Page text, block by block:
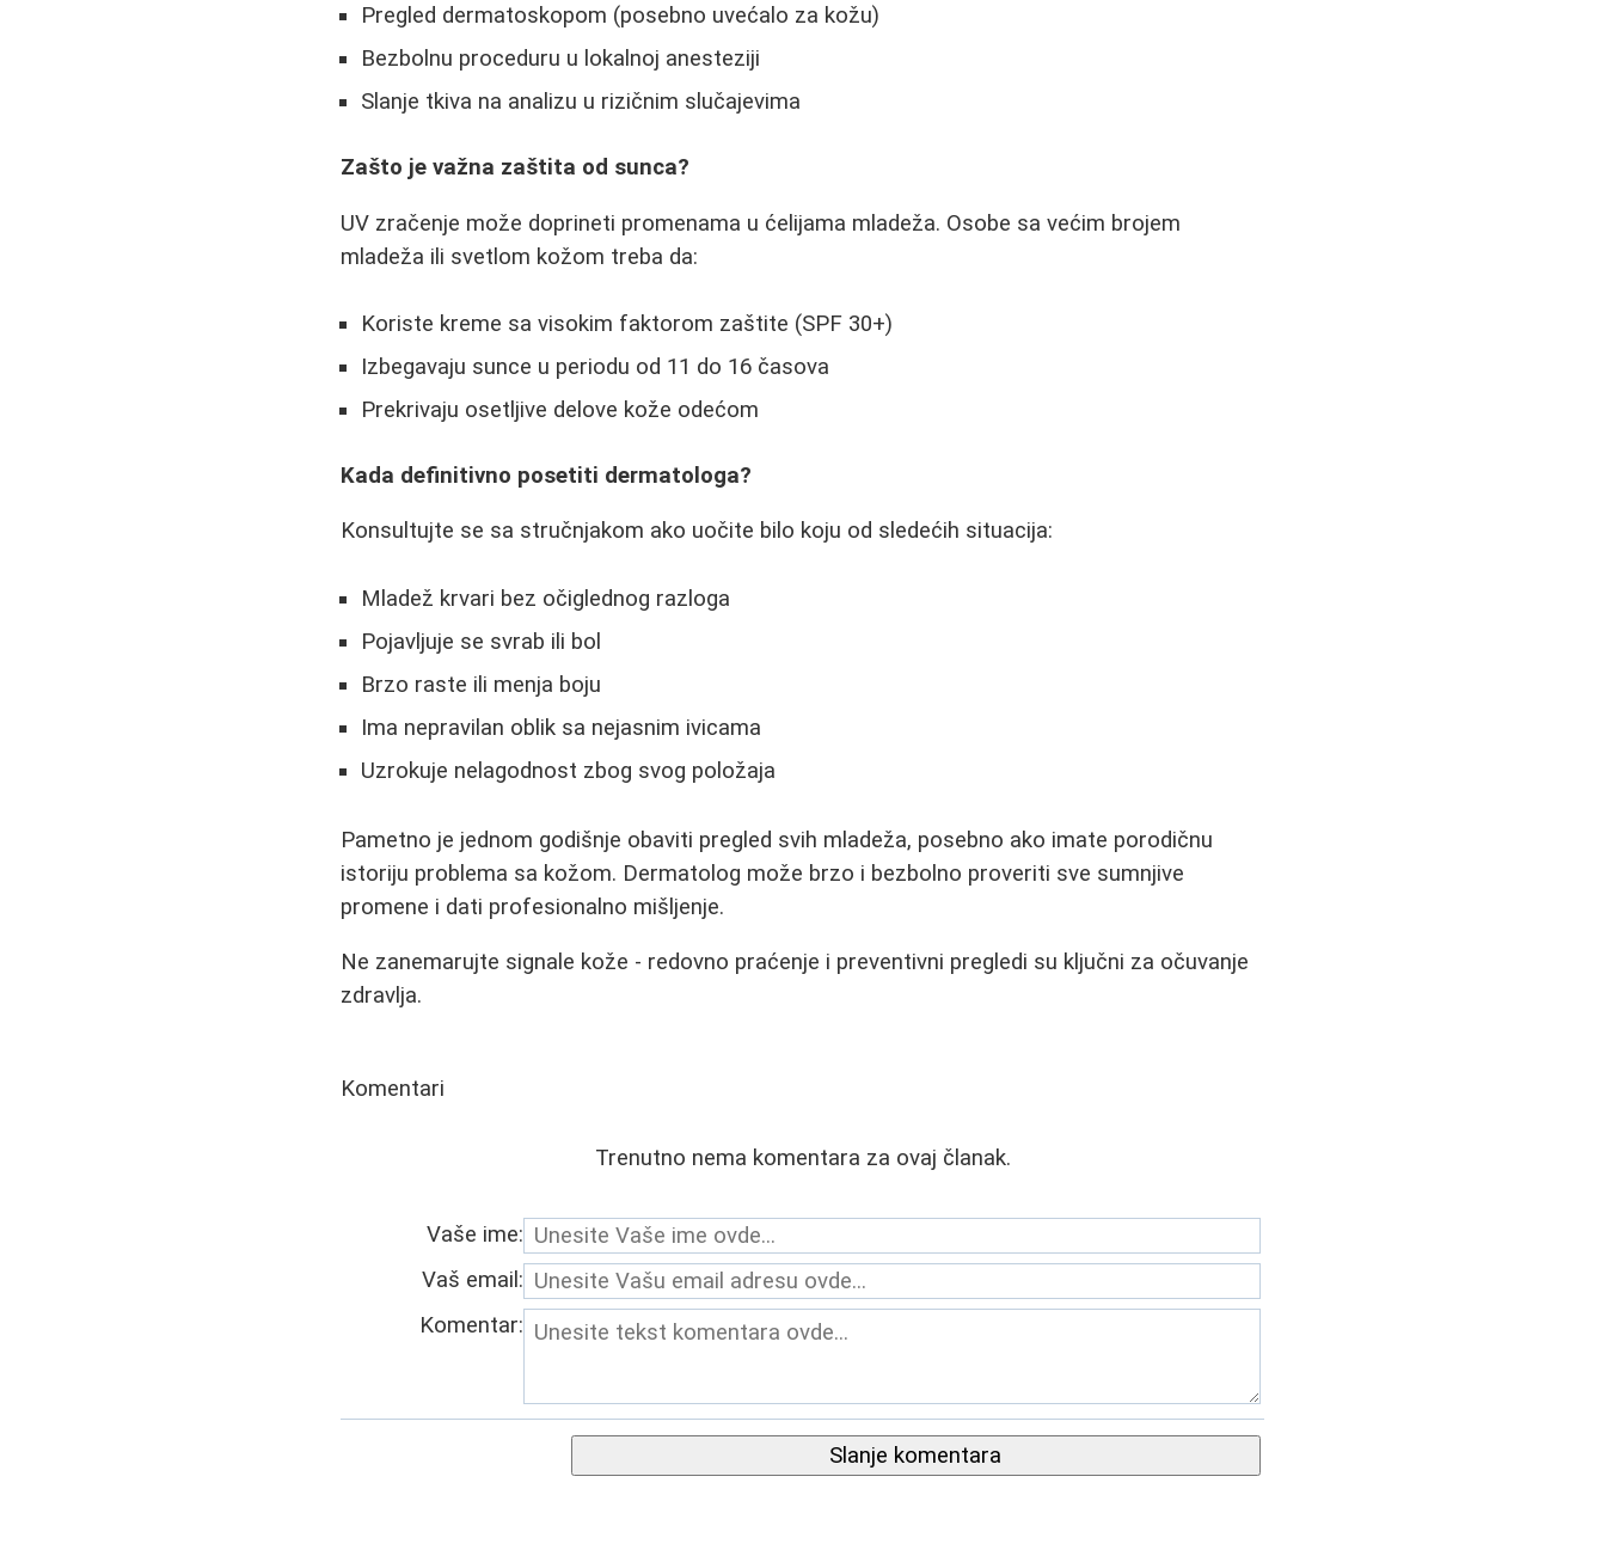
Pregled dermatoskopom (posebno uvećalo za kožu)
Bezbolnu proceduru u lokalnoj anesteziji
Slanje tkiva na analizu u rizičnim slučajevima
Zašto je važna zaštita od sunca?
UV zračenje može doprineti promenama u ćelijama mladeža. Osobe sa većim brojem
mladeža ili svetlom kožom treba da:
Koriste kreme sa visokim faktorom zaštite (SPF 30+)
Izbegavaju sunce u periodu od 11 do 16 časova
Prekrivaju osetljive delove kože odećom
Kada definitivno posetiti dermatologa?
Konsultujte se sa stručnjakom ako uočite bilo koju od sledećih situacija:
Mladež krvari bez očiglednog razloga
Pojavljuje se svrab ili bol
Brzo raste ili menja boju
Ima nepravilan oblik sa nejasnim ivicama
Uzrokuje nelagodnost zbog svog položaja
Pametno je jednom godišnje obaviti pregled svih mladeža, posebno ako imate porodičnu
istoriju problema sa kožom. Dermatolog može brzo i bezbolno proveriti sve sumnjive
promene i dati profesionalno mišljenje.
Ne zanemarujte signale kože - redovno praćenje i preventivni pregledi su ključni za očuvanje
zdravlja.
Komentari
Trenutno nema komentara za ovaj članak.
Vaše ime:
Vaš email:
Komentar:
Slanje komentara